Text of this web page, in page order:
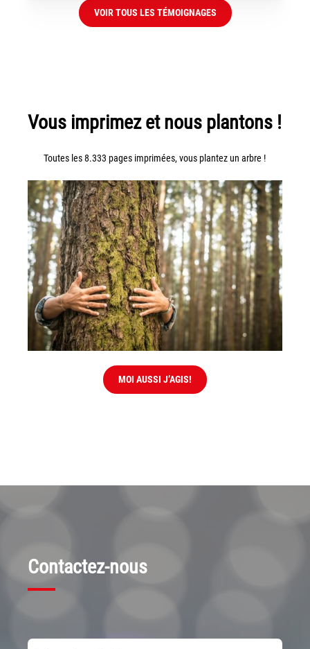
VOIR TOUS LES TÉMOIGNAGES
Vous imprimez et nous plantons !
Toutes les 8.333 pages imprimées, vous plantez un arbre !
MOI AUSSI J’AGIS!
Contactez-nous